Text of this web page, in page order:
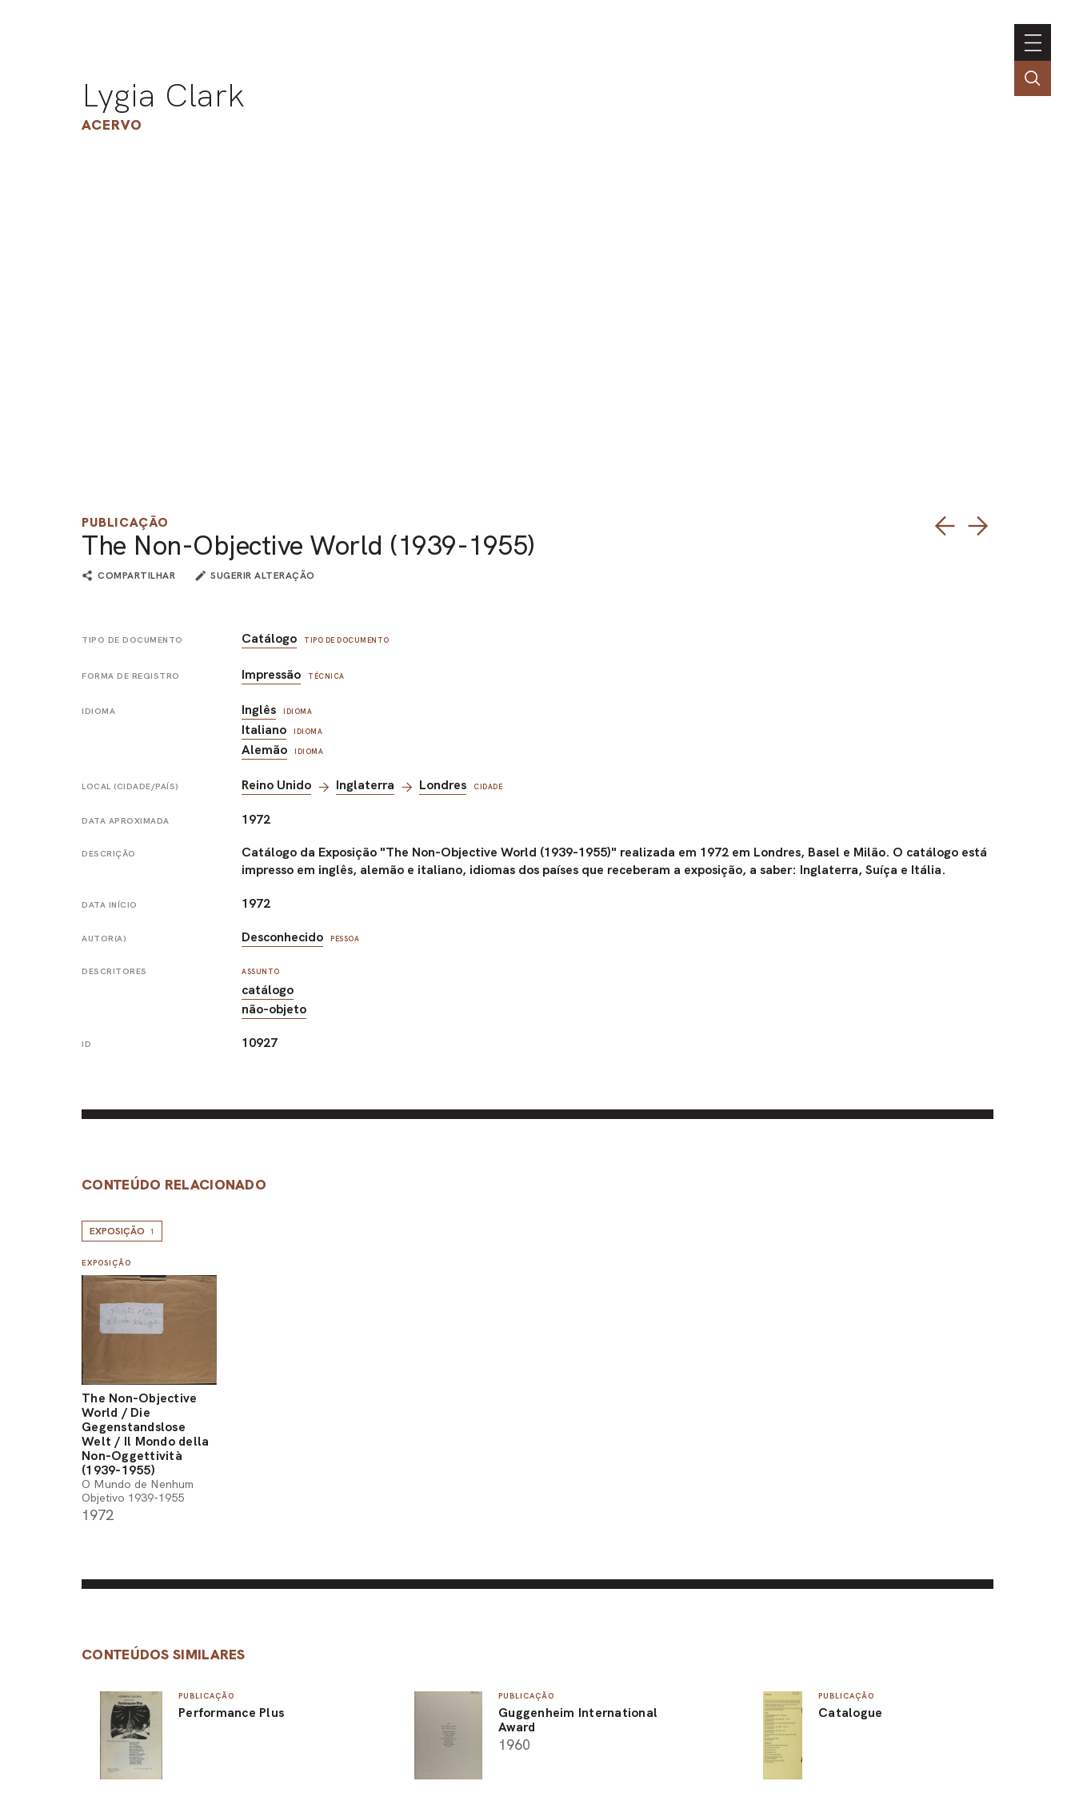
Lygia Clark
ACERVO
PUBLICAÇÃO
The Non-Objective World (1939-1955)
COMPARTILHAR SUGERIR ALTERAÇÃO
TIPO DE DOCUMENTO Catálogo TIPO DE DOCUMENTO
FORMA DE REGISTRO Impressão TÉCNICA
IDIOMA Inglês IDIOMA
Italiano IDIOMA
Alemão IDIOMA
LOCAL (CIDADE/PAÍS) Reino Unido Inglaterra Londres CIDADE
DATA APROXIMADA 1972
DESCRIÇÃO
Catálogo da Exposição "The Non-Objective World (1939-1955)" realizada em 1972 em Londres, Basel e Milão. O catálogo está
impresso em inglês, alemão e italiano, idiomas dos países que receberam a exposição, a saber: Inglaterra, Suíça e Itália.
DATA INÍCIO 1972
AUTOR(A) Desconhecido PESSOA
DESCRITORES ASSUNTO
catálogo
não-objeto
ID 10927
CONTEÚDO RELACIONADO
EXPOSIÇÃO 1
EXPOSIÇÃO
The Non-Objective
World / Die
Gegenstandslose
Welt / Il Mondo della
Non-Oggettività
(1939-1955)
O Mundo de Nenhum
Objetivo 1939-1955
1972
CONTEÚDOS SIMILARES
PUBLICAÇÃO
Performance Plus
PUBLICAÇÃO
Guggenheim International
Award
1960
PUBLICAÇÃO
Catalogue